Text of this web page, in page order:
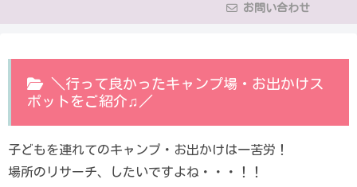
お問い合わせ
＼行って良かったキャンプ場・お出かけス
ポットをご紹介♫／
子どもを連れてのキャンプ・お出かけは一苦労！
場所のリサーチ、したいですよね・・・！！